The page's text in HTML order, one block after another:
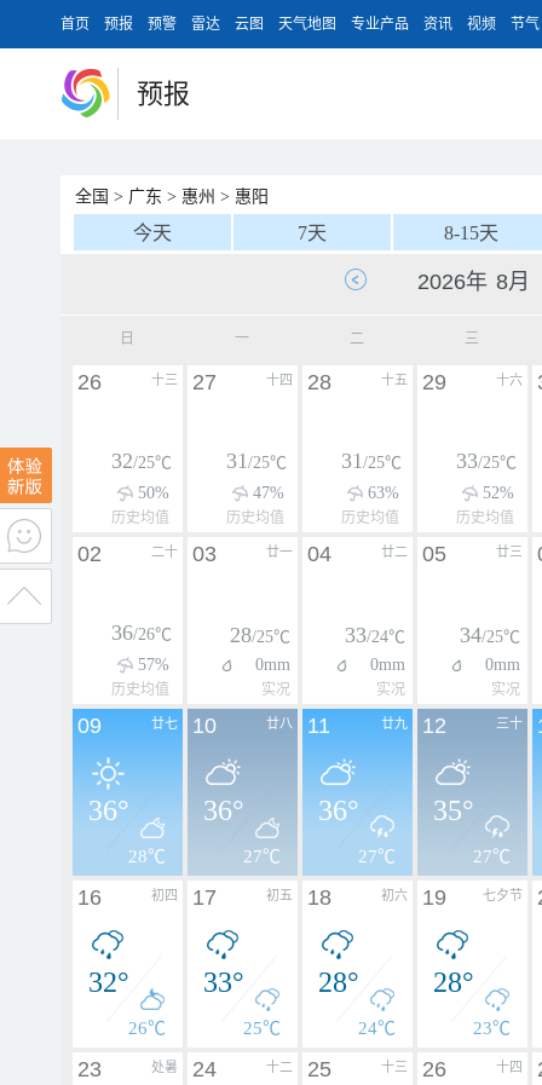
首页 预报 预警 雷达 云图 天气地图 专业产品 资讯 视频 节气
预报
全国 > 广东 > 惠州 > 惠阳
今天 7天 8-15天
日 一 二 三
十三
26
32/25℃
50%
历史均值
十四
27
31/25℃
47%
历史均值
十五
28
31/25℃
63%
历史均值
十六
29
33/25℃
52%
历史均值
二十
02
36/26℃
57%
历史均值
廿一
03
28/25℃
0mm
实况
廿二
04
33/24℃
0mm
实况
廿三
05
34/25℃
0mm
实况
廿七
09
36°
28℃
廿八
10
36°
27℃
廿九
11
36°
27℃
三十
12
35°
27℃
初四
16
32°
26℃
初五
17
33°
25℃
初六
18
28°
24℃
七夕节
19
28°
23℃
处暑
23 十二
24 十三
25 十四
26